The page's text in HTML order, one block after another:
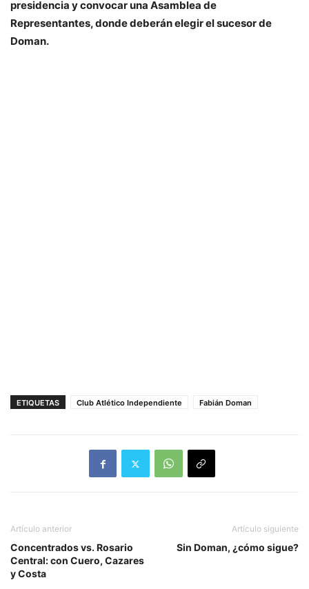
presidencia y convocar una Asamblea de
Representantes, donde deberán elegir el sucesor de
Doman.
ETIQUETAS Club Atlético Independiente Fabián Doman
Artículo anterior
Concentrados vs. Rosario
Central: con Cuero, Cazares
y Costa
Artículo siguiente
Sin Doman, ¿cómo sigue?